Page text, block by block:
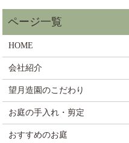
HOME
会社紹介
望月造園のこだわり
お庭の手入れ・剪定
おすすめのお庭